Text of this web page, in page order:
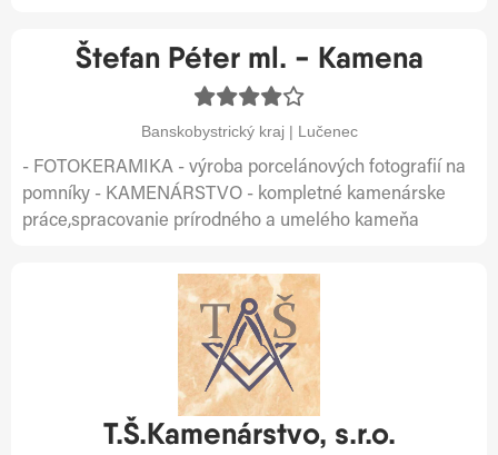
Štefan Péter ml. - Kamena
Banskobystrický kraj | Lučenec
- FOTOKERAMIKA - výroba porcelánových fotografií na
pomníky - KAMENÁRSTVO - kompletné kamenárske
práce,spracovanie prírodného a umelého kameňa
T.Š.Kamenárstvo, s.r.o.